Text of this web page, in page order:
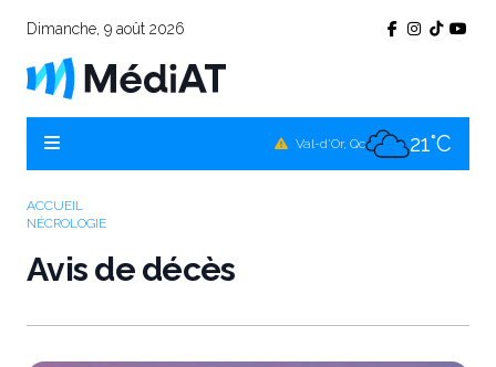
Dimanche, 9 août 2026
Val-d'Or, Qc 21°C
ACCUEIL
NÉCROLOGIE
Avis de décès